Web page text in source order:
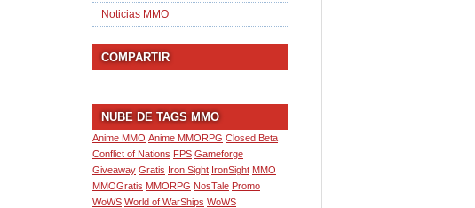
Noticias MMO
COMPARTIR
NUBE DE TAGS MMO
Anime MMO Anime MMORPG Closed Beta
Conflict of Nations FPS Gameforge
Giveaway Gratis Iron Sight IronSight MMO
MMOGratis MMORPG NosTale Promo
WoWS World of WarShips WoWS